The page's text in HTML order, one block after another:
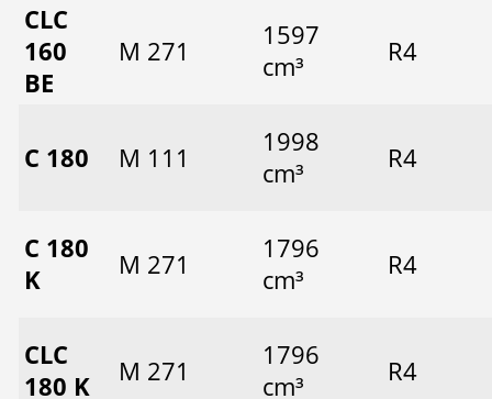
CLC
160
BE
M 271
1597
cm³
R4
C 180 M 111
1998
cm³
R4
C 180
K
M 271
1796
cm³
R4
CLC
180 K
M 271
1796
cm³
R4